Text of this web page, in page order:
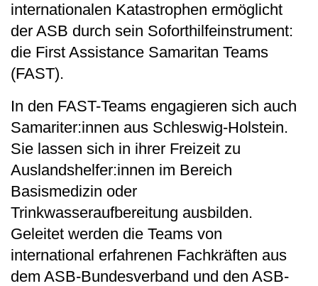
internationalen Katastrophen ermöglicht
der ASB durch sein Soforthilfeinstrument:
die First Assistance Samaritan Teams
(FAST).
In den FAST-Teams engagieren sich auch
Samariter:innen aus Schleswig-Holstein.
Sie lassen sich in ihrer Freizeit zu
Auslandshelfer:innen im Bereich
Basismedizin oder
Trinkwasseraufbereitung ausbilden.
Geleitet werden die Teams von
international erfahrenen Fachkräften aus
dem ASB-Bundesverband und den ASB-